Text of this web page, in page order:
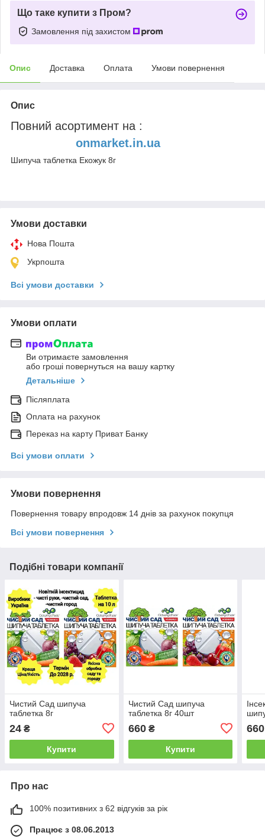
Що таке купити з Пром?
Замовлення під захистом
Опис Доставка Оплата Умови повернення
Опис
Повний асортимент на :
onmarket.in.ua
Шипуча таблетка Екожук 8г
Умови доставки
Нова Пошта
Укрпошта
Всі умови доставки
Умови оплати
Ви отримаєте замовлення
або гроші повернуться на вашу картку
Детальніше
Післяплата
Оплата на рахунок
Переказ на карту Приват Банку
Всі умови оплати
Умови повернення
Повернення товару впродовж 14 днів за рахунок покупця
Всі умови повернення
Подібні товари компанії
Чистий Сад шипуча
таблетка 8г
24 ₴
Купити
Чистий Сад шипуча
таблетка 8г 40шт
660₴
Купити
660
Про нас
100% позитивних з 62 відгуків за рік
Працює з 08.06.2013